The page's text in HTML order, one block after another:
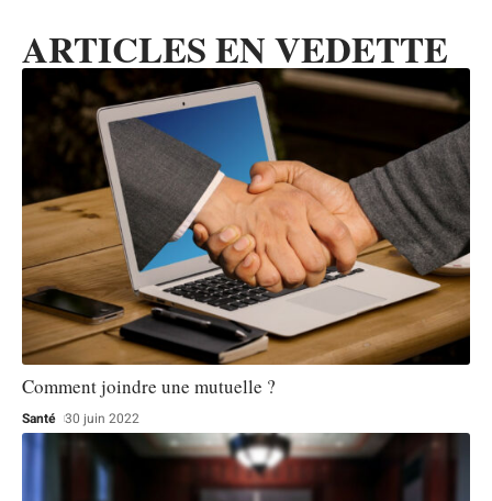
ARTICLES EN VEDETTE
Comment joindre une mutuelle ?
Santé 30 juin 2022